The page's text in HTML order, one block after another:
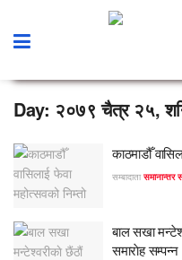
Day: २०७९ चैत्र २५,
काठमाडौँ
सम्बादाता समानान्तर
बाल सखा
समाराेह सम्पन्न